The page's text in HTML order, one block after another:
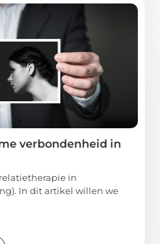
verbondenheid in
in
In dit artikel willen we